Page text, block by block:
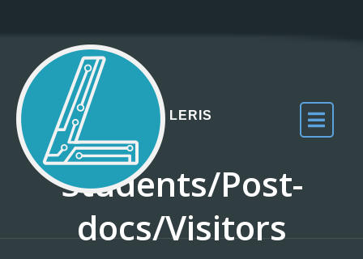
LERIS
Students/Post-
docs/Visitors